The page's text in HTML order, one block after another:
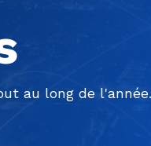
au long de l'année.